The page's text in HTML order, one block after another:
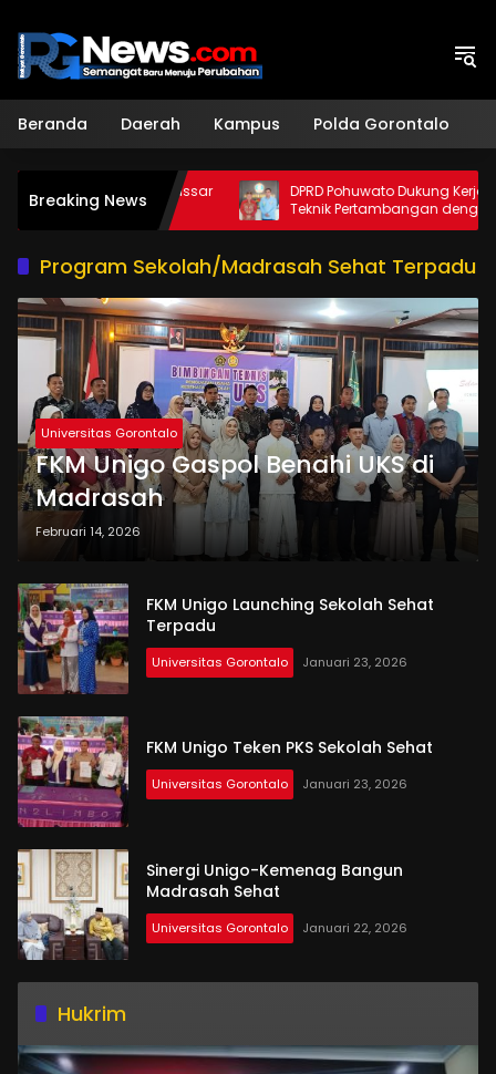
konten
Beranda Daerah Kampus Polda Gorontalo
Breaking News
Unismuh Makassar
Internasional
DPRD Pohuwato Dukung Kerja Sama
Teknik Pertambangan dengan Unigo
Program Sekolah/Madrasah Sehat Terpadu
Universitas Gorontalo
FKM Unigo Gaspol Benahi UKS di
Madrasah
Februari 14, 2026
FKM Unigo Launching Sekolah Sehat
Terpadu
Universitas Gorontalo Januari 23, 2026
FKM Unigo Teken PKS Sekolah Sehat
Universitas Gorontalo Januari 23, 2026
Sinergi Unigo-Kemenag Bangun
Madrasah Sehat
Universitas Gorontalo Januari 22, 2026
Hukrim